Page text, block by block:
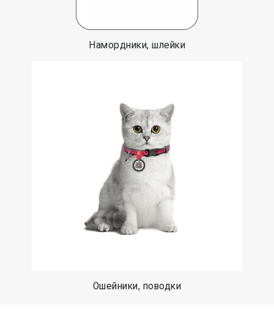
Намордники, шлейки
Ошейники, поводки